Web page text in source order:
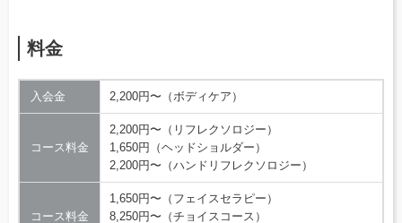
料金
入会金 2,200円〜（ボディケア）
コース料金
2,200円〜（リフレクソロジー）
1,650円（ヘッドショルダー）
2,200円〜（ハンドリフレクソロジー）
コース料金
1,650円〜（フェイスセラピー）
8,250円〜（チョイスコース）